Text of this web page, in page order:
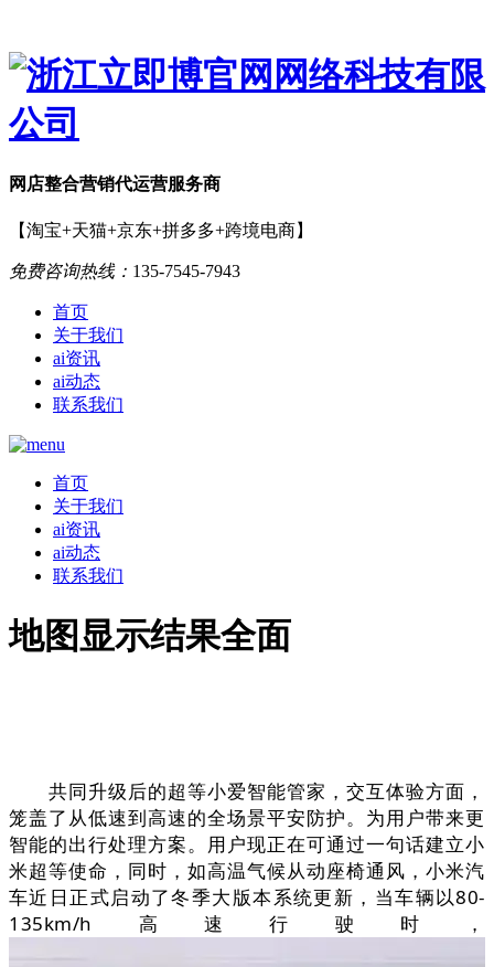
网店整合营销代运营服务商
【淘宝+天猫+京东+拼多多+跨境电商】
免费咨询热线： 135-7545-7943
首页
关于我们
ai资讯
ai动态
联系我们
首页
关于我们
ai资讯
ai动态
联系我们
地图显示结果全面
共同升级后的超等小爱智能管家，交互体验方面，
笼盖了从低速到高速的全场景平安防护。为用户带来更
智能的出行处理方案。用户现正在可通过一句话建立小
米超等使命，同时，如高温气候从动座椅通风，小米汽
车近日正式启动了冬季大版本系统更新，当车辆以80-
135km/h高速行驶时，